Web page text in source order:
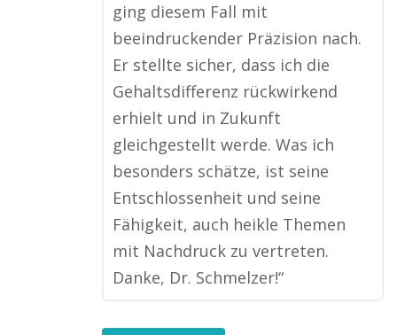
ging diesem Fall mit
beeindruckender Präzision nach.
Er stellte sicher, dass ich die
Gehaltsdifferenz rückwirkend
erhielt und in Zukunft
gleichgestellt werde. Was ich
besonders schätze, ist seine
Entschlossenheit und seine
Fähigkeit, auch heikle Themen
mit Nachdruck zu vertreten.
Danke, Dr. Schmelzer!“